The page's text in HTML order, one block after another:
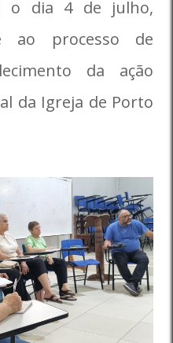
o dia 4 de julho,
ao processo de
da ação
da Igreja de Porto